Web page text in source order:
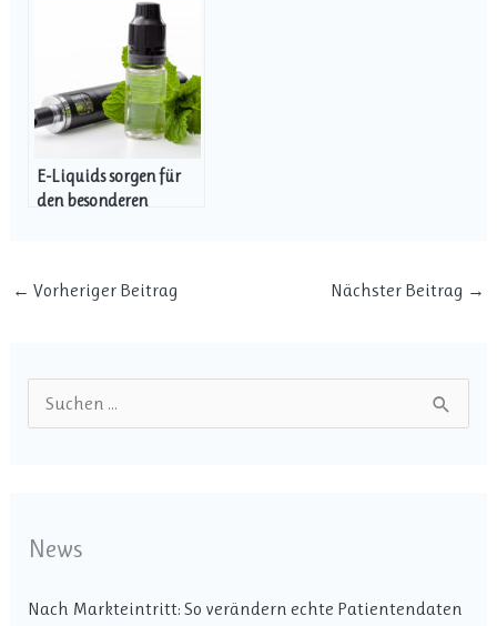
E-Liquids sorgen für
den besonderen
← Vorheriger Beitrag Nächster Beitrag →
e
News
Nach Markteintritt: So verändern echte Patientendaten